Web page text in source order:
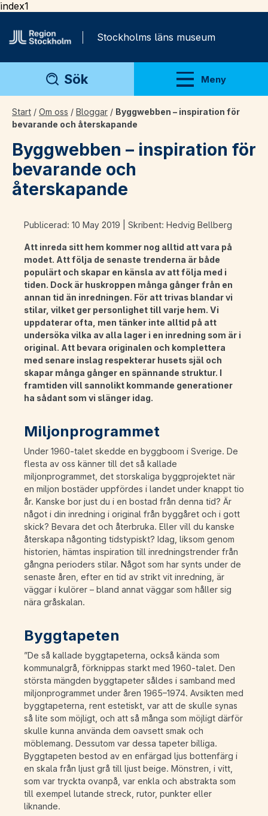
index1
Stockholms läns museum
Sök Meny
Visa meny
Start / Om oss / Bloggar / Byggwebben – inspiration för
bevarande och återskapande
Byggwebben – inspiration för
bevarande och
återskapande
Publicerad: 10 May 2019 | Skribent: Hedvig Bellberg
Att inreda sitt hem kommer nog alltid att vara på
modet. Att följa de senaste trenderna är både
populärt och skapar en känsla av att följa med i
tiden. Dock är huskroppen många gånger från en
annan tid än inredningen. För att trivas blandar vi
stilar, vilket ger personlighet till varje hem. Vi
uppdaterar ofta, men tänker inte alltid på att
undersöka vilka av alla lager i en inredning som är i
original. Att bevara originalen och komplettera
med senare inslag respekterar husets själ och
skapar många gånger en spännande struktur. I
framtiden vill sannolikt kommande generationer
ha sådant som vi slänger idag.
Miljonprogrammet
Under 1960-talet skedde en byggboom i Sverige. De
flesta av oss känner till det så kallade
miljonprogrammet, det storskaliga byggprojektet när
en miljon bostäder uppfördes i landet under knappt tio
år. Kanske bor just du i en bostad från denna tid? Är
något i din inredning i original från byggåret och i gott
skick? Bevara det och återbruka. Eller vill du kanske
återskapa någonting tidstypiskt? Idag, liksom genom
historien, hämtas inspiration till inredningstrender från
gångna perioders stilar. Något som har synts under de
senaste åren, efter en tid av strikt vit inredning, är
väggar i kulörer – bland annat väggar som håller sig
nära gråskalan.
Byggtapeten
”De så kallade byggtapeterna, också kända som
kommunalgrå, förknippas starkt med 1960-talet. Den
största mängden byggtapeter såldes i samband med
miljonprogrammet under åren 1965–1974. Avsikten med
byggtapeterna, rent estetiskt, var att de skulle synas
så lite som möjligt, och att så många som möjligt därför
skulle kunna använda dem oavsett smak och
möblemang. Dessutom var dessa tapeter billiga.
Byggtapeten bestod av en enfärgad ljus bottenfärg i
en skala från ljust grå till ljust beige. Mönstren, i vitt,
som var tryckta ovanpå, var enkla och abstrakta som
till exempel lutande streck, rutor, punkter eller
liknande.